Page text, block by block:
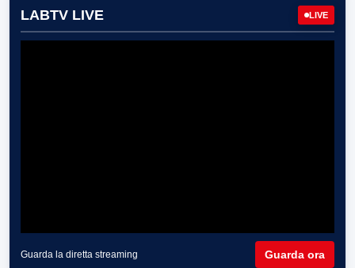
LABTV LIVE LIVE
Guarda la diretta streaming Guarda ora